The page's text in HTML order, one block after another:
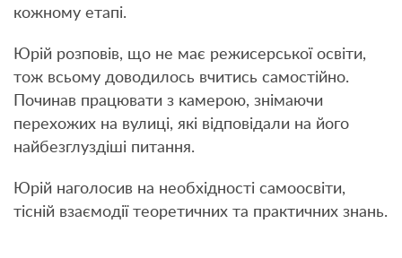
кожному етапі.
Юрій розповів, що не має режисерської освіти,
тож всьому доводилось вчитись самостійно.
Починав працювати з камерою, знімаючи
перехожих на вулиці, які відповідали на його
найбезглуздіші питання.
Юрій наголосив на необхідності самоосвіти,
тісній взаємодії теоретичних та практичних знань.